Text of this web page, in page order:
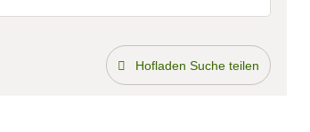
Hofladen Suche teilen